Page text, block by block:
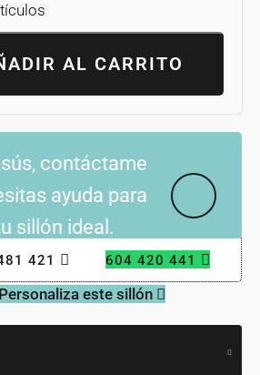
AL CARRITO
contáctame
ayuda para
sillón ideal.
421 604 420 441
Personaliza este sillón